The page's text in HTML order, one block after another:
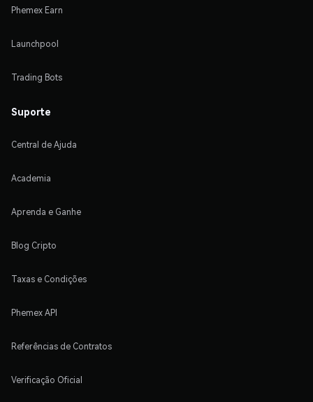
Phemex Earn
Launchpool
Trading Bots
Suporte
Central de Ajuda
Academia
Aprenda e Ganhe
Blog Cripto
Taxas e Condições
Phemex API
Referências de Contratos
Verificação Oficial